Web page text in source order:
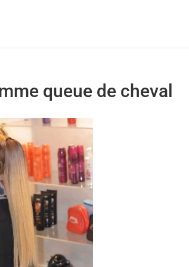
queue de cheval